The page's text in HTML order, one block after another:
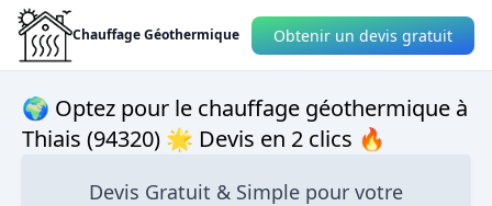
Chauffage Géothermique Obtenir un devis gratuit
🌍 Optez pour le chauffage géothermique à
Thiais (94320) 🌟 Devis en 2 clics 🔥
Devis Gratuit & Simple pour votre